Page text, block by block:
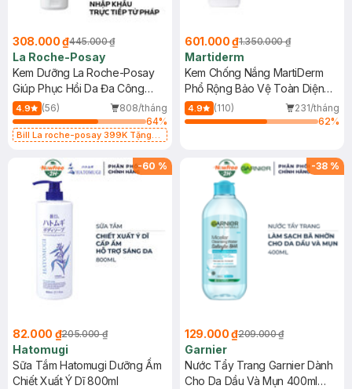
308.000 ₫445.000 ₫
La Roche-Posay
Kem Dưỡng La Roche-Posay
Giúp Phục Hồi Da Đa Công
Dụng 40ml
4.9 (56)
808/tháng
64%
Bill La roche-posay 399K Tặng
(SL có hạn)
601.000 ₫1.350.000 ₫
Martiderm
Kem Chống Nắng MartiDerm
Phổ Rộng Bảo Vệ Toàn Diện
40ml
4.9 (110)
231/tháng
62%
-60 %
82.000 ₫205.000 ₫
Hatomugi
Sữa Tắm Hatomugi Dưỡng Ẩm
Chiết Xuất Ý Dĩ 800ml
-38 %
129.000 ₫209.000 ₫
Garnier
Nước Tẩy Trang Garnier Dành
Cho Da Dầu Và Mụn 400ml